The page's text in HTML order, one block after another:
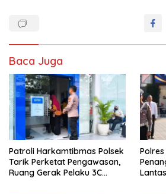
Baca Juga
Patroli Harkamtibmas Polsek
Tarik Perketat Pengawasan,
Ruang Gerak Pelaku 3C